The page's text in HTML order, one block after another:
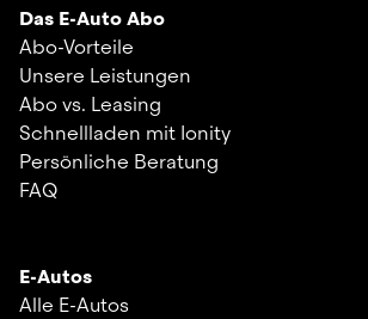
Das E-Auto Abo
Abo-Vorteile
Unsere Leistungen
Abo vs. Leasing
Schnellladen mit Ionity
Persönliche Beratung
FAQ
E-Autos
Alle E-Autos